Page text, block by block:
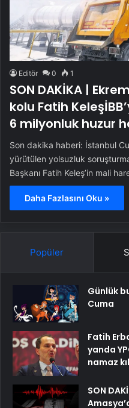
Editör 0 1
SON DAKİKA |
kolu Fatih
6 milyonluk huzur
Son dakika haberi: İstanbul
yürütülen yolsuzluk
Başkanı Fatih Keleş’in mali
Daha Fazlasını Oku »
Popüler
Günlük
Cuma
Fatih
yanda
namaz
SON